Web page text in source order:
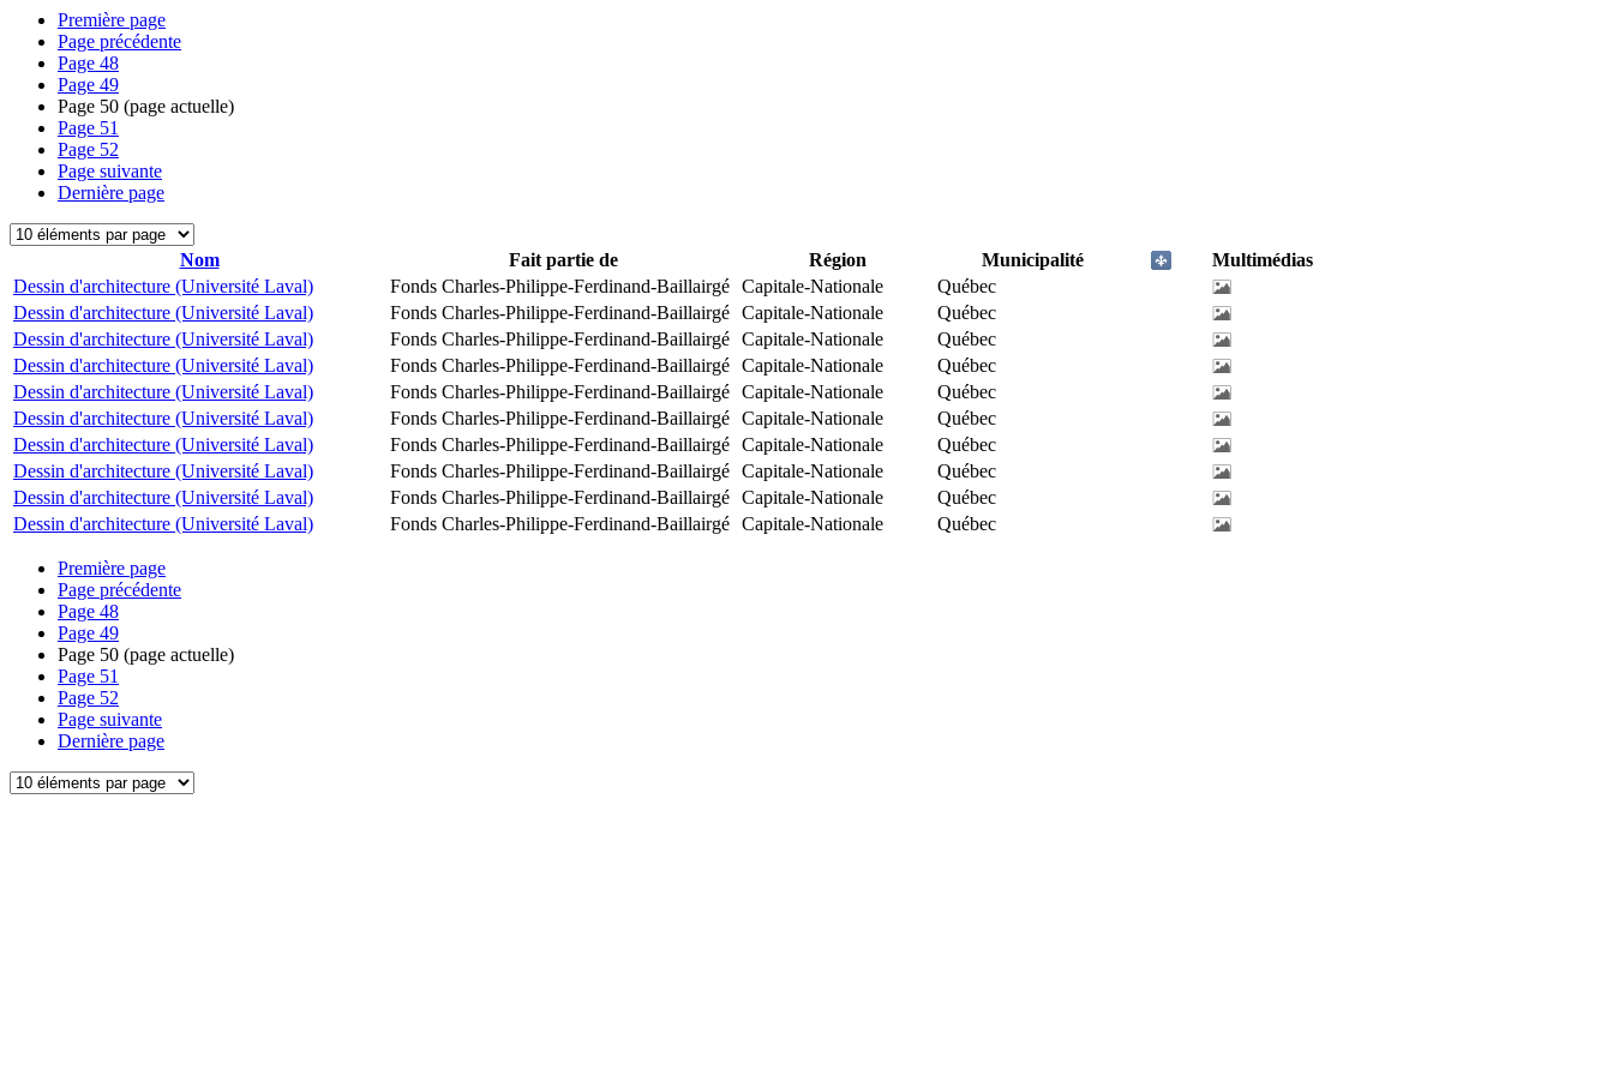
Première page
Page précédente
Page 48
Page 49
Page 50 (page actuelle)
Page 51
Page 52
Page suivante
Dernière page
Nom Fait partie de Région Municipalité
Multimédias
Dessin d'architecture (Université Laval)
Fonds Charles-Philippe-Ferdinand-Baillairgé Capitale-Nationale
Québec
Dessin d'architecture (Université Laval)
Fonds Charles-Philippe-Ferdinand-Baillairgé Capitale-Nationale
Québec
Dessin d'architecture (Université Laval)
Fonds Charles-Philippe-Ferdinand-Baillairgé Capitale-Nationale
Québec
Dessin d'architecture (Université Laval)
Fonds Charles-Philippe-Ferdinand-Baillairgé Capitale-Nationale
Québec
Dessin d'architecture (Université Laval)
Fonds Charles-Philippe-Ferdinand-Baillairgé Capitale-Nationale
Québec
Dessin d'architecture (Université Laval)
Fonds Charles-Philippe-Ferdinand-Baillairgé Capitale-Nationale
Québec
Dessin d'architecture (Université Laval)
Fonds Charles-Philippe-Ferdinand-Baillairgé Capitale-Nationale
Québec
Dessin d'architecture (Université Laval)
Fonds Charles-Philippe-Ferdinand-Baillairgé Capitale-Nationale
Québec
Dessin d'architecture (Université Laval)
Fonds Charles-Philippe-Ferdinand-Baillairgé Capitale-Nationale
Québec
Dessin d'architecture (Université Laval)
Fonds Charles-Philippe-Ferdinand-Baillairgé Capitale-Nationale Québec
Première page
Page précédente
Page 48
Page 49
Page 50 (page actuelle)
Page 51
Page 52
Page suivante
Dernière page